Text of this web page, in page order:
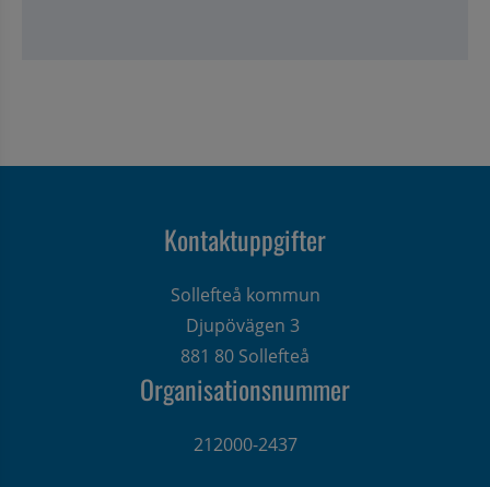
Kontaktuppgifter
Sollefteå kommun
Djupövägen 3
881 80 Sollefteå
Organisationsnummer
212000-2437